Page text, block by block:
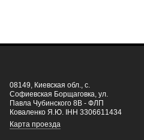
08149, Киевская обл., с.
Софиевская Борщаговка, ул.
Павла Чубинского 8В - ФЛП
Коваленко Я.Ю. ІНН 3306611434
Карта проезда